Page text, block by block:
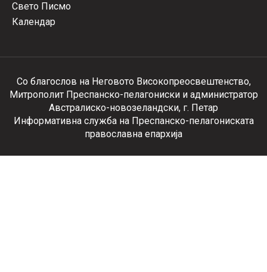
Свето Писмо
Календар
Со благослов на Неговото Високопреосвештенство,
Митрополит Преспанско-пелагониски и администратор
Австралиско-новозеландски, г. Петар
Информативна служба на Преспанско-пелагониската
православна епархија